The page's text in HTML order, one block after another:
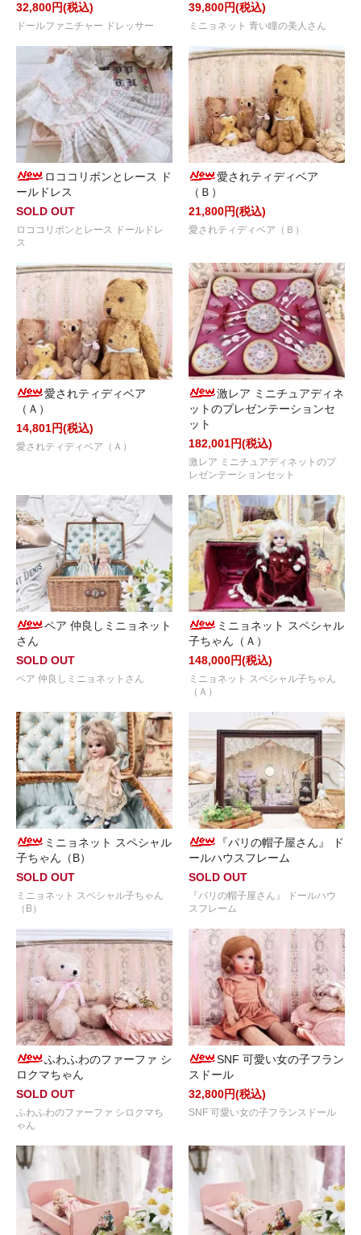
32,800円(税込)
ドールファニチャー ドレッサー
39,800円(税込)
ミニョネット 青い瞳の美人さん
ロココリボンとレース ド
ールドレス
SOLD OUT
ロココリボンとレース ドールドレ
ス
愛されティディベア
（Ｂ）
21,800円(税込)
愛されティディベア（Ｂ）
愛されティディベア
（Ａ）
14,801円(税込)
愛されティディベア（Ａ）
激レア ミニチュアディネ
ットのプレゼンテーションセ
ット
182,001円(税込)
激レア ミニチュアディネットのプ
レゼンテーションセット
ペア 仲良しミニョネット
さん
SOLD OUT
ペア 仲良しミニョネットさん
ミニョネット スペシャル
子ちゃん（Ａ）
148,000円(税込)
ミニョネット スペシャル子ちゃん
（Ａ）
ミニョネット スペシャル
子ちゃん（B）
SOLD OUT
ミニョネット スペシャル子ちゃん
（B）
『パリの帽子屋さん』 ド
ールハウスフレーム
SOLD OUT
『パリの帽子屋さん』 ドールハウ
スフレーム
ふわふわのファーファ シ
ロクマちゃん
SOLD OUT
ふわふわのファーファ シロクマち
ゃん
SNF 可愛い女の子フラン
スドール
32,800円(税込)
SNF 可愛い女の子フランスドール